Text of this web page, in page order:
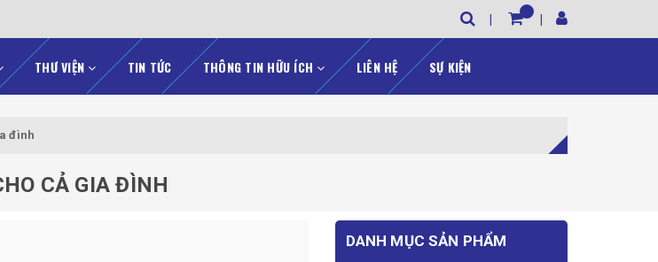
THƯ VIỆN TIN TỨC THÔNG TIN HỮU ÍCH LIÊN HỆ SỰ KIỆN
đình
CẢ GIA ĐÌNH
DANH MỤC SẢN PHẨM